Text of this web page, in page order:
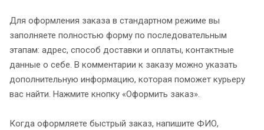
Для оформления заказа в стандартном режиме вы
заполняете полностью форму по последовательным
этапам: адрес, способ доставки и оплаты, контактные
данные о себе. В комментарии к заказу можно указать
дополнительную информацию, которая поможет курьеру
вас найти. Нажмите кнопку «Оформить заказ».
Когда оформляете быстрый заказ, напишите ФИО,